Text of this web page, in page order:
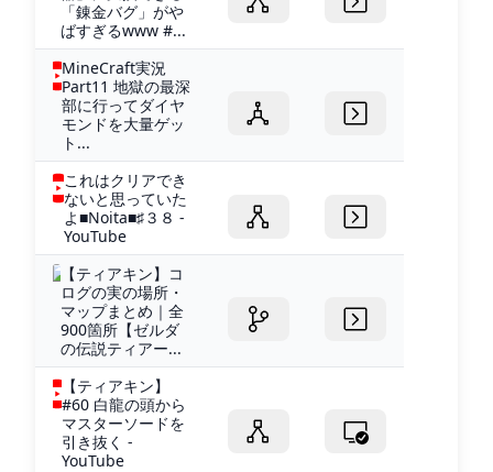
「錬金バグ」がや
ばすぎるwww #...
MineCraft実況
Part11 地獄の最深
部に行ってダイヤ
モンドを大量ゲッ
ト...
これはクリアでき
ないと思っていた
よ■Noita■♯３８ -
YouTube
【ティアキン】コ
ログの実の場所・
マップまとめ｜全
900箇所【ゼルダ
の伝説ティアー...
【ティアキン】
#60 白龍の頭から
マスターソードを
引き抜く -
YouTube